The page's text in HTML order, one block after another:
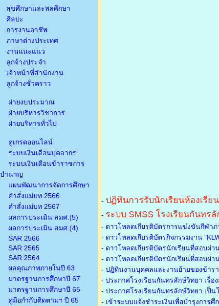
สุขศึกษาและพลศึกษา
ศิลปะ
การงานอาชีพ
ภาษาต่างประเทศ
งานแนะแนว
ลูกจ้างประจำ
เจ้าหน้าที่สำนักงาน
ลูกจ้างชั่วคราว
ฝ่ายงบประมาณ
ฝ่ายบริหารวิชาการ
ฝ่ายบริหารทั่วไป
ดูเกรดออนไลน์
ระบบเงินเดือนบุคลากร
ระบบเงินเดือนข้าราชการ
บำนาญ
แผนพัฒนาการจัดการศึกษา
คำสั่งแม่บท 2566
คำสั่งแม่บท 2567
ผลการประเมิน สมศ.(5)
ผลการประเมิน สมศ.(4)
SAR 2566
SAR 2565
SAR 2564
ผลคุณภาพภายในปี 63
มาตรฐานการศึกษาปี 67
มาตรฐานการศึกษาปี 65
คู่มือกำกับติดตามฯ ปี 65
- ปฏิทินการรับนักเรียนห้องเรีย
- ระบบ SMSS โรงเรียนกันทร
- ดาวโหลดเกียรติบัตรการแข่งขันกีฬา
- ดาวโหลดเกียรติบัตรกิจกรรมงาน
- ดาวโหลดเกียรติบัตรนักเรียนที่สอบผ่
- ดาวโหลดเกียรติบัตรนักเรียนที่สอบผ่
- ปฏิทินงานบุคคลและงานย้ายของข้าร
- ประกาศโรงเรียนกันทรลักษ์วิทยา เรื่
- ประกาศโรงเรียนกันทรลักษ์วิทยา เป็
- เข้าระบบแจ้งชำระเงินเพื่อบำรุงการศึ